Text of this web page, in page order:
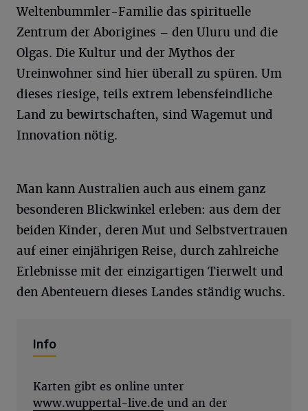
Weltenbummler-Familie das spirituelle
Zentrum der Aborigines – den Uluru und die
Olgas. Die Kultur und der Mythos der
Ureinwohner sind hier überall zu spüren. Um
dieses riesige, teils extrem lebensfeindliche
Land zu bewirtschaften, sind Wagemut und
Innovation nötig.
Man kann Australien auch aus einem ganz
besonderen Blickwinkel erleben: aus dem der
beiden Kinder, deren Mut und Selbstvertrauen
auf einer einjährigen Reise, durch zahlreiche
Erlebnisse mit der einzigartigen Tierwelt und
den Abenteuern dieses Landes ständig wuchs.
Info
Karten gibt es online unter
www.wuppertal-live.de und an der